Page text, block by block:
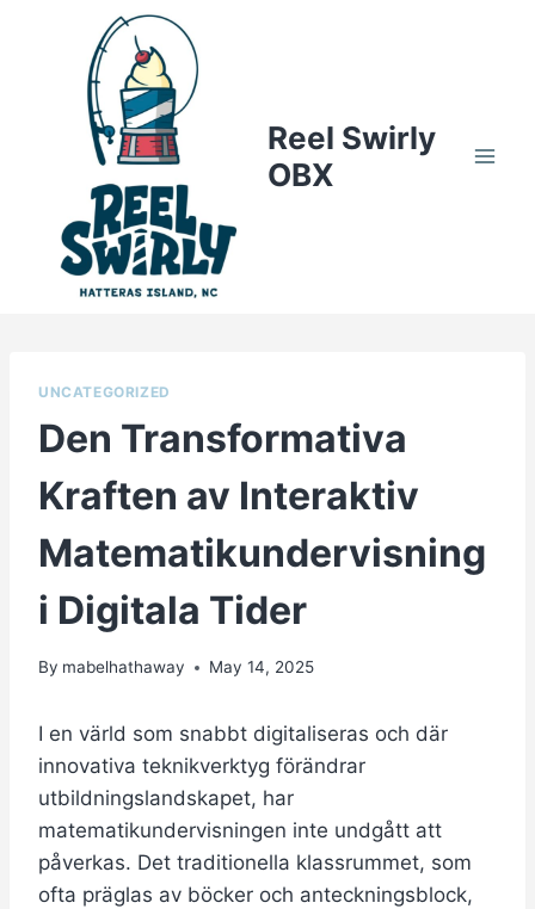
Reel Swirly
OBX
UNCATEGORIZED
Den Transformativa
Kraften av Interaktiv
Matematikundervisning
i Digitala Tider
By mabelhathaway May 14, 2025
I en värld som snabbt digitaliseras och där
innovativa teknikverktyg förändrar
utbildningslandskapet, har
matematikundervisningen inte undgått att
påverkas. Det traditionella klassrummet, som
ofta präglas av böcker och anteckningsblock,